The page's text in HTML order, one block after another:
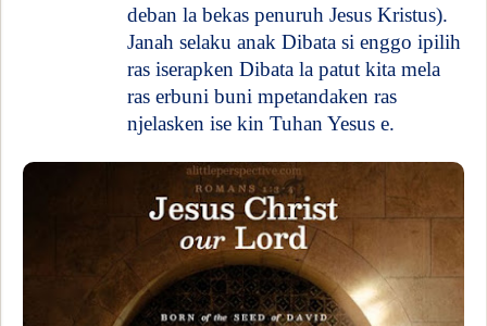
deban la bekas penuruh Jesus Kristus).
Janah selaku anak Dibata si enggo ipilih
ras iserapken Dibata la patut kita mela
ras erbuni buni mpetandaken ras
njelasken ise kin Tuhan Yesus e.